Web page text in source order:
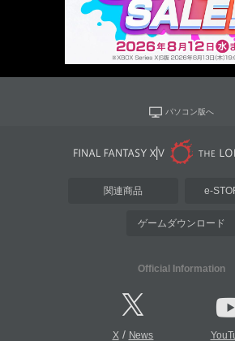
パソコン版へ
関連商品 e-
ゲームダウンロード
Official Information
X/ News